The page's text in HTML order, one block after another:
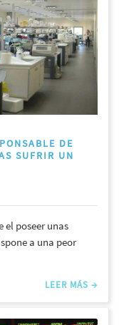
DE
SUFRIR UN
el poseer unas
a una peor
LEER MÁS →